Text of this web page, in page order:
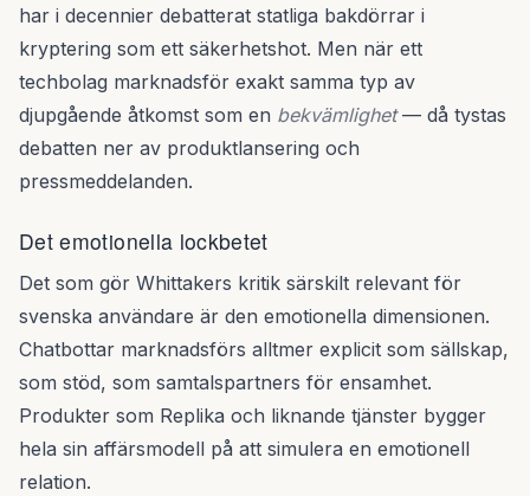
har i decennier debatterat statliga bakdörrar i
kryptering som ett säkerhetshot. Men när ett
techbolag marknadsför exakt samma typ av
djupgående åtkomst som en bekvämlighet— då tystas
debatten ner av produktlansering och
pressmeddelanden.
Det emotionella lockbetet
Det som gör Whittakers kritik särskilt relevant för
svenska användare är den emotionella dimensionen.
Chatbottar marknadsförs alltmer explicit som sällskap,
som stöd, som samtalspartners för ensamhet.
Produkter som Replika och liknande tjänster bygger
hela sin affärsmodell på att simulera en emotionell
relation.